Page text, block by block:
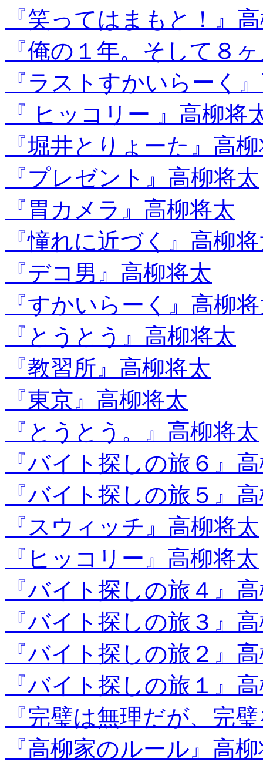
『笑ってはまもと！』
『俺の１年。そして８
『ラストすかいらーく
『 ヒッコリー 』高柳将
『堀井とりょーた』高
『プレゼント』高柳将太
『胃カメラ』高柳将太
『憧れに近づく』高柳
『デコ男』高柳将太
『すかいらーく』高柳
『とうとう』高柳将太
『教習所』高柳将太
『東京』高柳将太
『とうとう。』高柳将太
『バイト探しの旅６』
『バイト探しの旅５』
『スウィッチ』高柳将太
『ヒッコリー』高柳将太
『バイト探しの旅４』
『バイト探しの旅３』
『バイト探しの旅２』
『バイト探しの旅１』
『完璧は無理だが、完
『高柳家のルール』高